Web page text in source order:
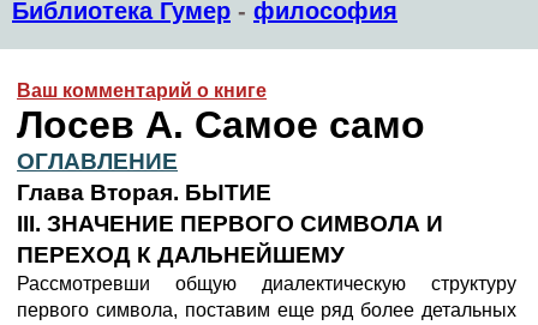
Библиотека Гумер - философия
Ваш комментарий о книге
Лосев А. Самое само
ОГЛАВЛЕНИЕ
Глава Вторая. БЫТИЕ
III. ЗНАЧЕНИЕ ПЕРВОГО СИМВОЛА И
ПЕРЕХОД К ДАЛЬНЕЙШЕМУ
Рассмотревши общую диалектическую структуру
первого символа, поставим еще ряд более детальных